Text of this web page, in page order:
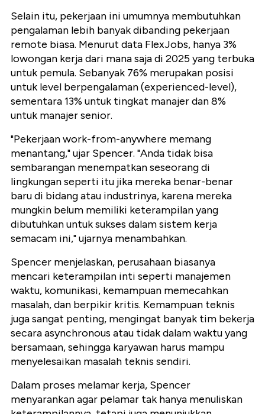
Selain itu, pekerjaan ini umumnya membutuhkan
pengalaman lebih banyak dibanding pekerjaan
remote biasa. Menurut data FlexJobs, hanya 3%
lowongan kerja dari mana saja di 2025 yang terbuka
untuk pemula. Sebanyak 76% merupakan posisi
untuk level berpengalaman (experienced-level),
sementara 13% untuk tingkat manajer dan 8%
untuk manajer senior.
"Pekerjaan work-from-anywhere memang
menantang," ujar Spencer. "Anda tidak bisa
sembarangan menempatkan seseorang di
lingkungan seperti itu jika mereka benar-benar
baru di bidang atau industrinya, karena mereka
mungkin belum memiliki keterampilan yang
dibutuhkan untuk sukses dalam sistem kerja
semacam ini," ujarnya menambahkan.
Spencer menjelaskan, perusahaan biasanya
mencari keterampilan inti seperti manajemen
waktu, komunikasi, kemampuan memecahkan
masalah, dan berpikir kritis. Kemampuan teknis
juga sangat penting, mengingat banyak tim bekerja
secara asynchronous atau tidak dalam waktu yang
bersamaan, sehingga karyawan harus mampu
menyelesaikan masalah teknis sendiri.
Dalam proses melamar kerja, Spencer
menyarankan agar pelamar tak hanya menuliskan